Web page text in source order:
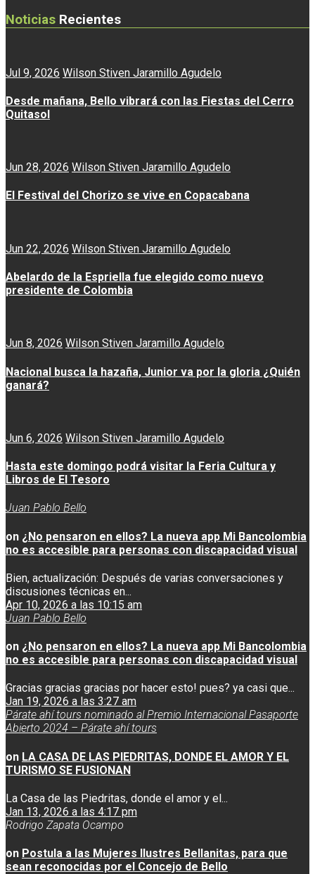
Noticias Recientes
Jul 9, 2026 Wilson Stiven Jaramillo Agudelo
Desde mañana, Bello vibrará con las Fiestas del Cerro
Quitasol
Jun 28, 2026 Wilson Stiven Jaramillo Agudelo
El Festival del Chorizo se vive en Copacabana
Jun 22, 2026 Wilson Stiven Jaramillo Agudelo
Abelardo de la Espriella fue elegido como nuevo
presidente de Colombia
Jun 8, 2026 Wilson Stiven Jaramillo Agudelo
Nacional busca la hazaña, Junior va por la gloria ¿Quién
ganará?
Jun 6, 2026 Wilson Stiven Jaramillo Agudelo
Hasta este domingo podrá visitar la Feria Cultura y
Libros de El Tesoro
Juan Pablo Bello
on ¿No pensaron en ellos? La nueva app Mi Bancolombia
no es accesible para personas con discapacidad visual
Bien, actualización: Después de varias conversaciones y
discusiones técnicas en...
Apr 10, 2026 a las 10:15 am
Juan Pablo Bello
on ¿No pensaron en ellos? La nueva app Mi Bancolombia
no es accesible para personas con discapacidad visual
Gracias gracias gracias por hacer esto! pues? ya casi que...
Jan 19, 2026 a las 3:27 am
Párate ahí tours nominado al Premio Internacional Pasaporte
Abierto 2024 – Párate ahí tours
on LA CASA DE LAS PIEDRITAS, DONDE EL AMOR Y EL
TURISMO SE FUSIONAN
La Casa de las Piedritas, donde el amor y el...
Jan 13, 2026 a las 4:17 pm
Rodrigo Zapata Ocampo
on Postula a las Mujeres Ilustres Bellanitas, para que
sean reconocidas por el Concejo de Bello